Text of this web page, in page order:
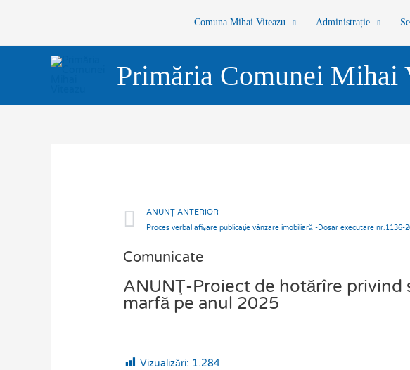
Comuna Mihai Viteazu Administrație
Primăria Comunei Mihai
Prev
ANUNȚ ANTERIOR
Proces verbal afişare publicaţie vânzare imobiliară -Dosar executare nr.1136-
Comunicate
ANUNŢ-Proiect de hotărîre
marfă pe anul 2025
Vizualizări: 1.284